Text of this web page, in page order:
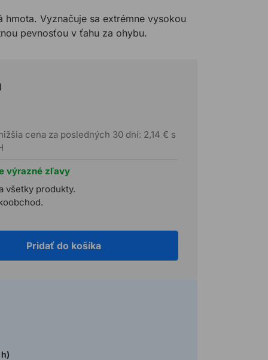
Vyznačuje sa extrémne vysokou
pevnosťou v ťahu za ohybu.
cena za posledných 30 dní: 2,14 € s
výrazné zľavy
všetky produkty.
Pridať do košíka